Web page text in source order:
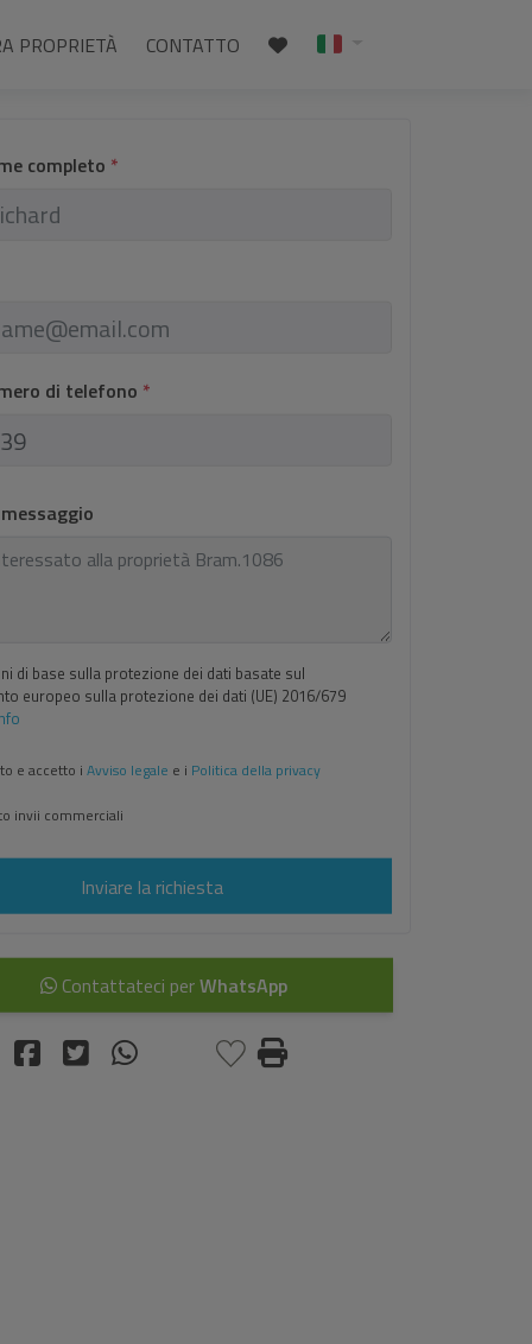
PROPRIETÀ CONTATTO
completo *
di telefono *
di base sulla protezione dei dati basate sul
europeo sulla protezione dei dati (UE) 2016/679
e accetto i Avviso legale e i Politica della privacy
invii commerciali
Inviare la richiesta
Contattateci perWhatsApp